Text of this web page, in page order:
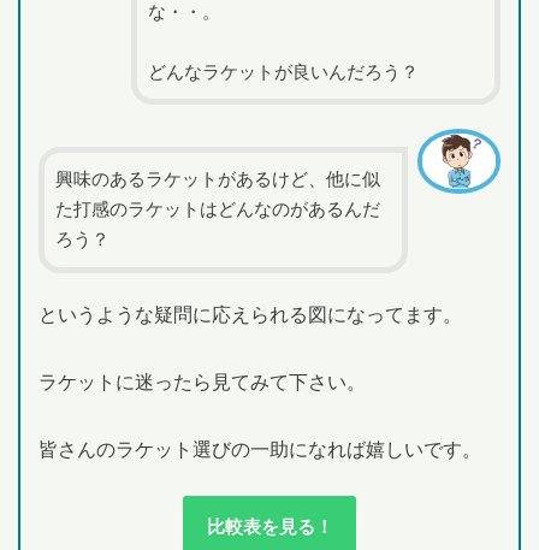
な・・。
どんなラケットが良いんだろう？
興味のあるラケットがあるけど、他に似
た打感のラケットはどんなのがあるんだ
ろう？
というような疑問に応えられる図になってます。
ラケットに迷ったら見てみて下さい。
皆さんのラケット選びの一助になれば嬉しいです。
比較表を見る！